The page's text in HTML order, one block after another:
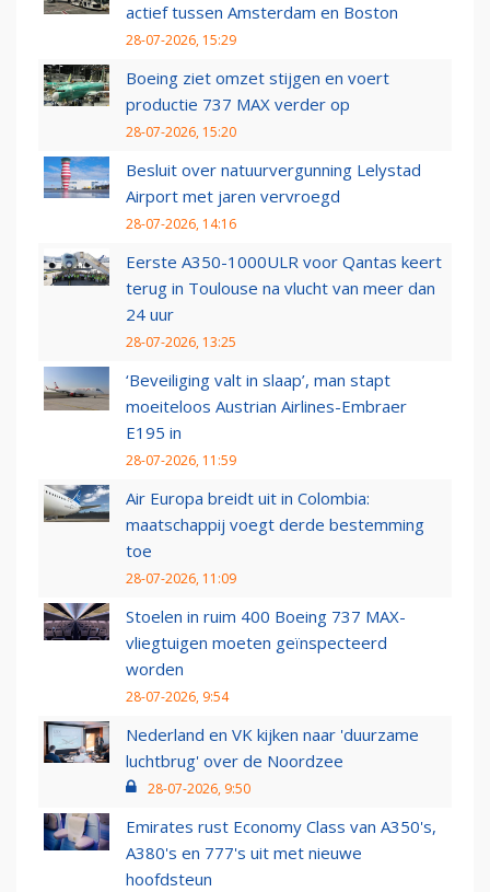
actief tussen Amsterdam en Boston
28-07-2026, 15:29
Boeing ziet omzet stijgen en voert
productie 737 MAX verder op
28-07-2026, 15:20
Besluit over natuurvergunning Lelystad
Airport met jaren vervroegd
28-07-2026, 14:16
Eerste A350-1000ULR voor Qantas keert
terug in Toulouse na vlucht van meer dan
24 uur
28-07-2026, 13:25
‘Beveiliging valt in slaap’, man stapt
moeiteloos Austrian Airlines-Embraer
E195 in
28-07-2026, 11:59
Air Europa breidt uit in Colombia:
maatschappij voegt derde bestemming
toe
28-07-2026, 11:09
Stoelen in ruim 400 Boeing 737 MAX-
vliegtuigen moeten geïnspecteerd
worden
28-07-2026, 9:54
Nederland en VK kijken naar 'duurzame
luchtbrug' over de Noordzee
28-07-2026, 9:50
Emirates rust Economy Class van A350's,
A380's en 777's uit met nieuwe
hoofdsteun